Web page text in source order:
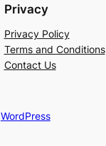
Privacy
Privacy Policy
Terms and Conditions
Contact Us
WordPress